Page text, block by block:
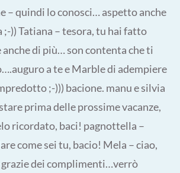
– quindi lo conosci… aspetto anche
)) Tatiana – tesora, tu hai fatto
di più… son contenta che ti
a te e Marble di adempiere
;-))) bacione. manu e silvia
prima delle prossime vacanze,
ricordato, baci! pagnottella –
come sei tu, bacio! Mela – ciao,
grazie dei complimenti…verrò